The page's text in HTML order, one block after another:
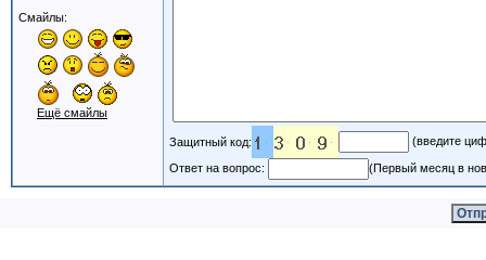
Смайлы:
Ещё смайлы
Защитный код: (введите
Ответ на вопрос: (Первый месяц в